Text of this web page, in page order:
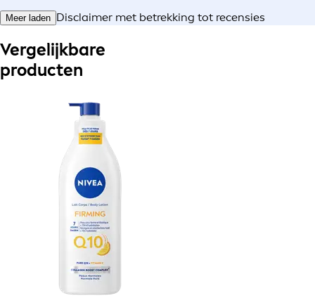
Meer laden Disclaimer met betrekking tot recensies
Vergelijkbare
producten